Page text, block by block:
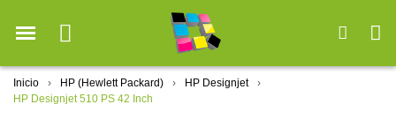
Inicio HP (Hewlett Packard)
HP Designjet
HP Designjet 510 PS 42 Inch